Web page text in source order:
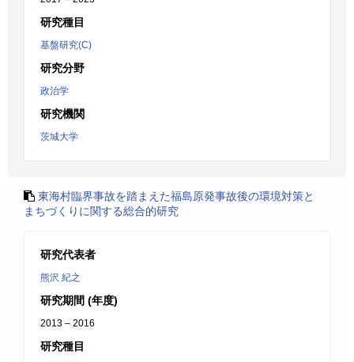
研究種目
基盤研究(C)
研究分野
政治学
研究機関
茨城大学
東海村臨界事故を踏まえた福島原発事故後の環境対策と
まちづくりに関する総合的研究
研究代表者
熊沢 紀之
研究期間 (年度)
2013 – 2016
研究種目